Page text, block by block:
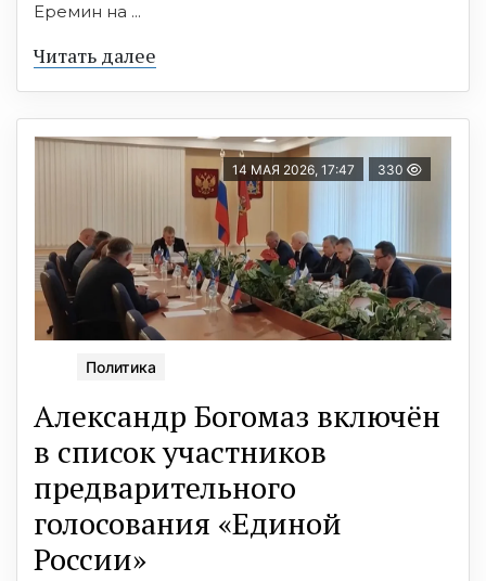
Еремин на ...
Читать далее
14 МАЯ 2026, 17:47 330
Политика
Александр Богомаз включён
в список участников
предварительного
голосования «Единой
России»